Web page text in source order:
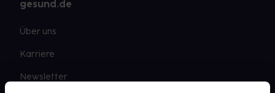
gesund.de
Über uns
Karriere
Newsletter